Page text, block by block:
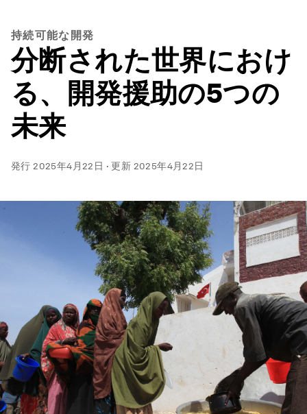
持続可能な開発
分断された世界におけ
る、開発援助の5つの
未来
発行2025年4月22日 ·更新 2025年4月22日